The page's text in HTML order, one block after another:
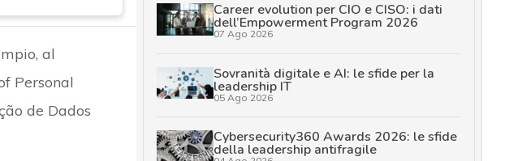
al
Personal
de Dados
Career evolution per CIO e CISO: i dati
dell’Empowerment Program 2026
07 Ago 2026
Sovranità digitale e AI: le sfide per la
leadership IT
05 Ago 2026
Cybersecurity360 Awards 2026: le sfide
della leadership antifragile